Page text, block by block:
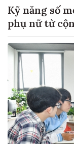
Kỹ năng số
phụ nữ từ